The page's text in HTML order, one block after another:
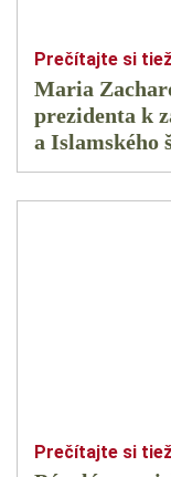
Maria
prezidenta k
a Islamského